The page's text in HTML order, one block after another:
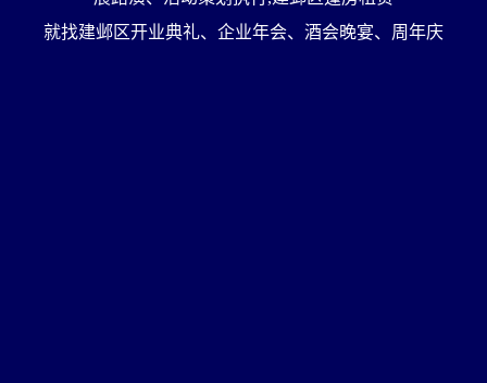
就找建邺区开业典礼、企业年会、酒会晚宴、周年